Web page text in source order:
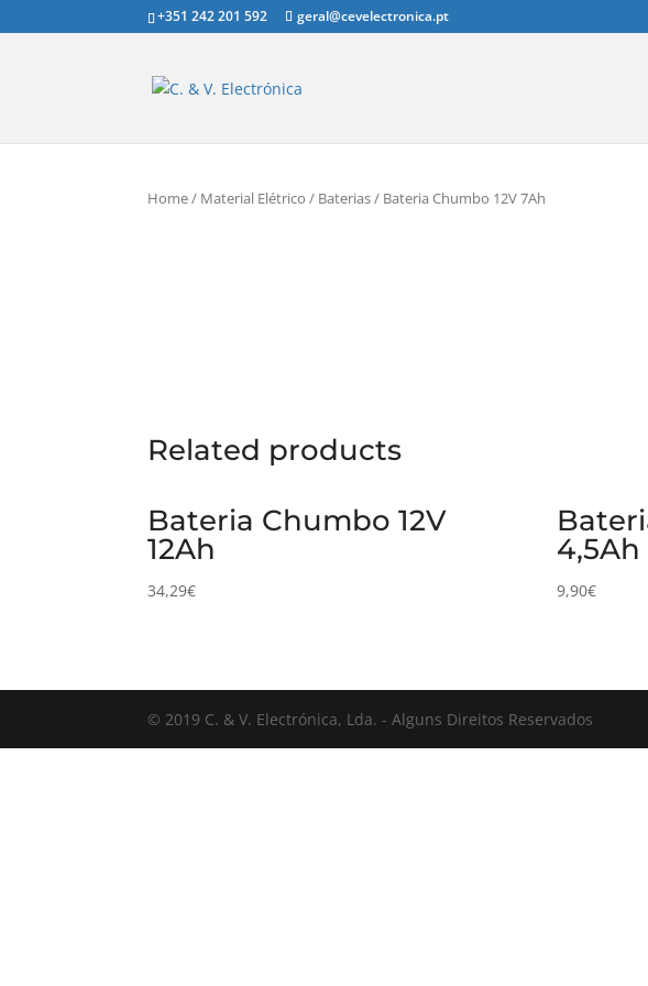
+351 242 201 592 geral@cevelectronica.pt
Home/ Material Elétrico / Baterias/ Bateria Chumbo 12V 7Ah
Related products
Bateria Chumbo 12V
12Ah
34,29€
4,5Ah
9,90€
© 2019 C. & V. Electrónica, Lda. - Alguns Direitos Reservados